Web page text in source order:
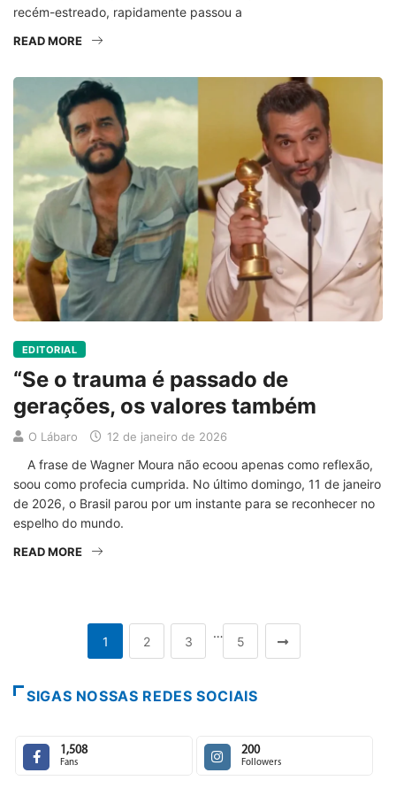
recém-estreado, rapidamente passou a
READ MORE
EDITORIAL
“Se o trauma é passado de
gerações, os valores também
O Lábaro 12 de janeiro de 2026
A frase de Wagner Moura não ecoou apenas como reflexão,
soou como profecia cumprida. No último domingo, 11 de janeiro
de 2026, o Brasil parou por um instante para se reconhecer no
espelho do mundo.
READ MORE
1 2 3
…
5
SIGAS NOSSAS REDES SOCIAIS
1,508
Fans
200
Followers